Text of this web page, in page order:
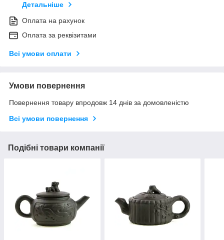
Детальніше
Оплата на рахунок
Оплата за реквізитами
Всі умови оплати
Умови повернення
Повернення товару впродовж 14 днів за домовленістю
Всі умови повернення
Подібні товари компанії